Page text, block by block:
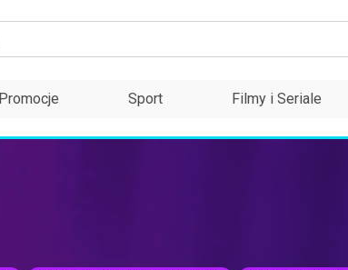
Promocje Sport Filmy i Seriale